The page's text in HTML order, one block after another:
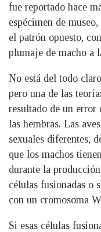
fue reportado hace
espécimen de
el patrón opuesto,
plumaje de macho a
No está del todo
pero una de las
resultado de un error
las hembras. Las
sexuales diferentes,
que los machos
durante la
células fusionadas o
con un cromosoma
Si esas células